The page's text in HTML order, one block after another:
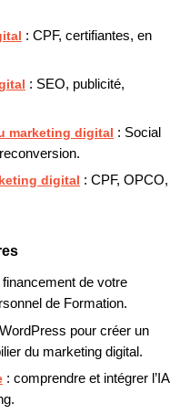
: CPF, certifiantes, en
: SEO, publicité,
marketing digital : Social
digital : CPF, OPCO,
de votre
de Formation.
pour créer un
du marketing digital.
: comprendre et intégrer l’IA